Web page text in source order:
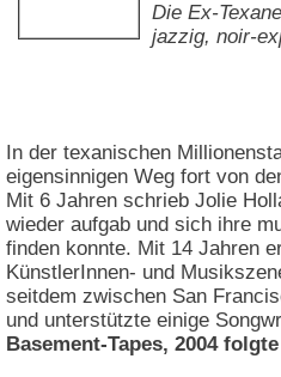
Die Ex-
jazzig, noir-
In der texanischen
eigensinnigen Weg fort von
Mit 6 Jahren schrieb Jolie
wieder aufgab und sich ihre
finden konnte. Mit 14 Jahren
KünstlerInnen- und
seitdem zwischen San
und unterstützte einige
Basement-Tapes, 2004